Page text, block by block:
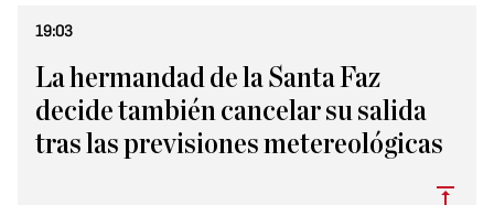
19:03
La hermandad de la Santa Faz
decide también cancelar su salida
tras las previsiones metereológicas